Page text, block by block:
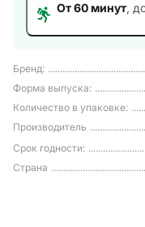
Бренд:
Форма выпуска:
Количество в упаковке:
Производитель
Срок годности:
Страна
От 60 минут,